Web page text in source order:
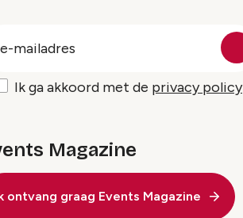
Ik ga akkoord met de privacy policy
Magazine
ontvang graag Events Magazine